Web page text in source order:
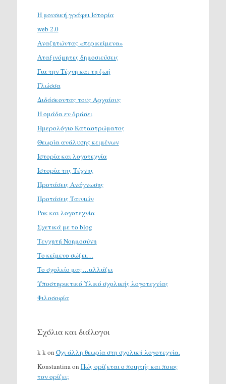
H μουσική γράφει Ιστορία
web 2.0
Αναζητώντας «περικείμενα»
Αταξινόμητες δημοσιεύσεις
Για την Τέχνη και τη ζωή
Γλώσσα
Διδάσκοντας τους Αρχαίους
Η ομάδα εν δράσει
Ημερολόγιο Καταστρώματος
Θεωρία ανάλυσης κειμένων
Ιστορία και λογοτεχνία
Ιστορία της Τέχνης
Προτάσεις Ανάγνωσης
Προτάσεις Ταινιών
Ροκ και λογοτεχνία
Σχετικά με το blog
Τενχητή Νοημοσύνη
Το κείμενο σώζει…
Το σχολείο μας…αλλάζει
Υποστηρικτικό Υλικό σχολικής λογοτεχνίας
Φιλοσοφία
Σχόλια και διάλογοι
k kon Όχι άλλη θεωρία στη σχολική λογοτεχνία.
Konstantinaon Πώς ορίζεται ο ποιητής και ποιος
τον ορίζει;